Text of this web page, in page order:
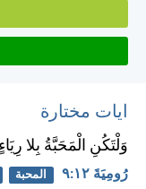
ايات مختارة
وَلْتَكُنِ الْمَحَبَّةُ بِلا
رُومِيَةَ ١٢:‏٩ المحبة